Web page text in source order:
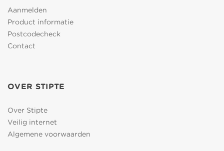
Aanmelden
Product informatie
Postcodecheck
Contact
OVER STIPTE
Over Stipte
Veilig internet
Algemene voorwaarden